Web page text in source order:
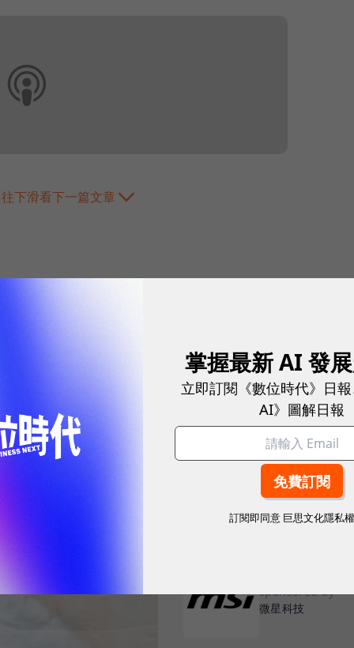
往下滑看下一篇文章
2026.07.31|3C生活
AI 時代的行動
境」的
電與 Copilot+
當 AI 成為貼身助理，筆電從效
AI+商務筆電亦重新定義現代工作
sponsored by
微星科技
掌握最新 AI 發
立即訂閱《數位時代》日
AI》圖解日報
訂閱即同意 巨思文化隱私